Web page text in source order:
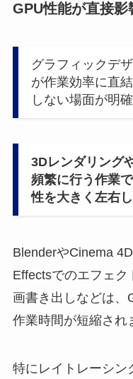
GPU性能が直接影
グラフィックデ
が作業効率に直
しない場面が明
3Dレンダリング
頻繁に行う作業
性を大きく左右
BlenderやCinema
Effectsでのエフェ
画書き出しなどは、
作業時間が短縮され
特にレイトレーシン